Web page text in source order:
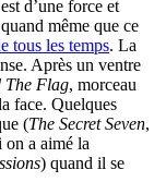
d’une force et
même que ce
tous les temps. La
Après un ventre
The Flag, morceau
face. Quelques
(The Secret Seven,
on a aimé la
) quand il se